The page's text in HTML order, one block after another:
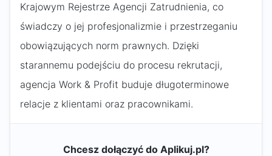
Krajowym Rejestrze Agencji Zatrudnienia, co
świadczy o jej profesjonalizmie i przestrzeganiu
obowiązujących norm prawnych. Dzięki
starannemu podejściu do procesu rekrutacji,
agencja Work & Profit buduje długoterminowe
relacje z klientami oraz pracownikami.
Chcesz dołączyć do Aplikuj.pl?